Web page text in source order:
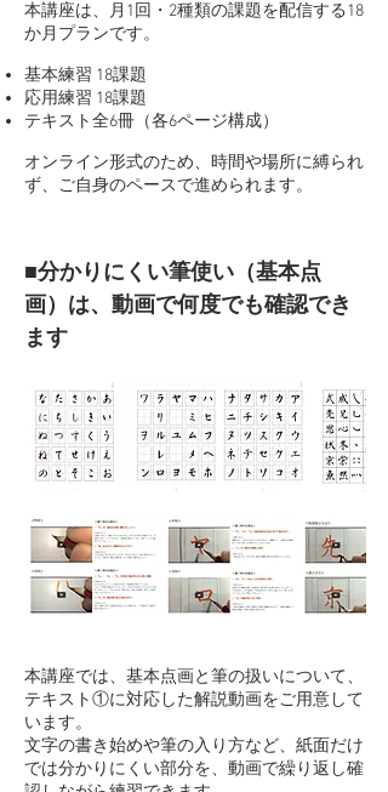
本講座は、月1回・2種類の課題を配信する18
か月プランです。
基本練習 18課題
応用練習 18課題
テキスト全6冊（各6ページ構成）
オンライン形式のため、時間や場所に縛られ
ず、ご自身のペースで進められます。
■分かりにくい筆使い（基本点
画）は、動画で何度でも確認でき
ます
本講座では、基本点画と筆の扱いについて、
テキスト①に対応した解説動画をご用意して
います。
文字の書き始めや筆の入り方など、紙面だけ
では分かりにくい部分を、動画で繰り返し確